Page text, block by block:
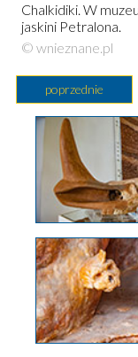
Chalkidiki. W
jaskini Petralona.
© wnieznane.pl
poprzednie